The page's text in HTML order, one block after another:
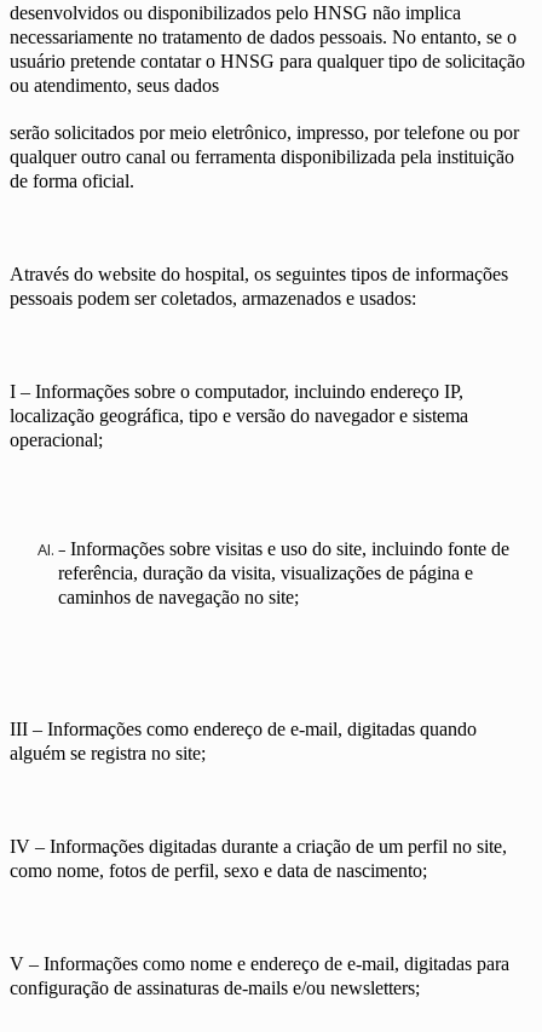
desenvolvidos ou disponibilizados pelo HNSG não implica
necessariamente no tratamento de dados pessoais. No entanto, se o
usuário pretende contatar o HNSG para qualquer tipo de solicitação
ou atendimento, seus dados
serão solicitados por meio eletrônico, impresso, por telefone ou por
qualquer outro canal ou ferramenta disponibilizada pela instituição
de forma oficial.
Através do website do hospital, os seguintes tipos de informações
pessoais podem ser coletados, armazenados e usados:
I – Informações sobre o computador, incluindo endereço IP,
localização geográfica, tipo e versão do navegador e sistema
operacional;
– Informações sobre visitas e uso do site, incluindo fonte de
referência, duração da visita, visualizações de página e
caminhos de navegação no site;
III – Informações como endereço de e-mail, digitadas quando
alguém se registra no site;
IV – Informações digitadas durante a criação de um perfil no site,
como nome, fotos de perfil, sexo e data de nascimento;
V – Informações como nome e endereço de e-mail, digitadas para
configuração de assinaturas de-mails e/ou newsletters;